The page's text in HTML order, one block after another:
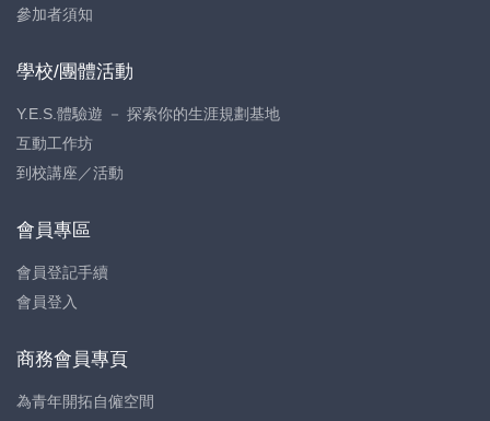
參加者須知
學校/團體活動
Y.E.S.體驗遊 － 探索你的生涯規劃基地
互動工作坊
到校講座／活動
會員專區
會員登記手續
會員登入
商務會員專頁
為青年開拓自僱空間